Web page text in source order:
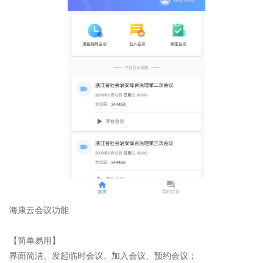
海康云会议功能
【简单易用】
界面简洁、发起临时会议、加入会议、预约会议；